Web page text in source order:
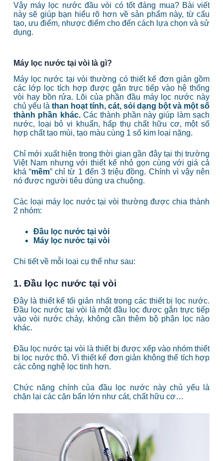
Vậy máy lọc nước đầu vòi có tốt đáng mua? Bài viết
này sẽ giúp bạn hiểu rõ hơn về sản phẩm này, từ cấu
tạo, ưu điểm, nhược điểm cho đến cách lựa chọn và sử
dụng.
Máy lọc nước tại vòi là gì?
Máy lọc nước tại vòi thường có thiết kế đơn giản gồm
các lớp lọc tích hợp được gắn trực tiếp vào hệ thống
vòi hay bồn rửa. Lõi của phần đầu máy lọc nước này
chủ yếu là than hoạt tính, cát, sỏi dạng bột và một số
thành phần khác.Các thành phần này giúp làm sạch
nước, loại bỏ vi khuẩn, hấp thụ chất hữu cơ, một số
hợp chất tạo mùi, tạo màu cùng 1 số kim loại nặng.
Chỉ mới xuất hiện trong thời gian gần đây tại thị trường
Việt Nam nhưng với thiết kế nhỏ gọn cùng với giá cả
khá “mềm” chỉ từ 1 đến 3 triệu đồng. Chính vì vậy nên
nó được người tiêu dùng ưa chuộng.
Các loại máy lọc nước tại vòi thường được chia thành
2 nhóm:
Đầu lọc nước tại vòi
Máy lọc nước tại vòi
Chi tiết về mỗi loại cụ thể như sau:
1. Đầu lọc nước tại vòi
Đây là thiết kế tối giản nhất trong các thiết bị lọc nước.
Đầu lọc nước tại vòi là một đầu lọc được gắn trực tiếp
vào vòi nước chảy, không cần thêm bộ phận lọc nào
khác.
Đầu lọc nước tại vòi là thiết bị được xếp vào nhóm thiết
bị lọc nước thô. Vì thiết kế đơn giản không thể tích hợp
các công nghệ lọc tinh hơn.
Chức năng chính của đầu lọc nước này chủ yếu là
chặn lại các cặn bẩn lớn như cát, chất hữu cơ…